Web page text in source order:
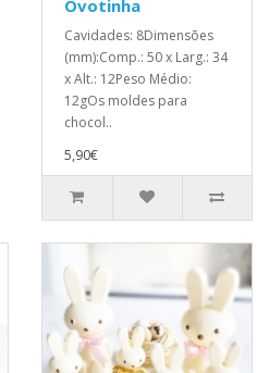
Ovotinha
Cavidades: 8Dimensões
(mm):Comp.: 50 x Larg.: 34
x Alt.: 12Peso Médio:
12gOs moldes para
chocol..
5,90€